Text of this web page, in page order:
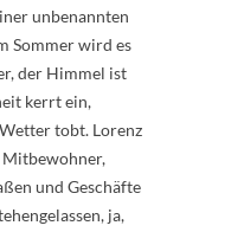
unbenannten
Sommer wird es
der Himmel ist
kerrt ein,
tobt. Lorenz
Mitbewohner,
und Geschäfte
ja,